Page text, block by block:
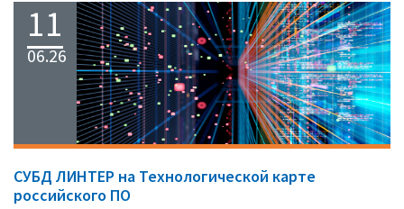
11
06.26
СУБД ЛИНТЕР на Технологической карте
российского ПО